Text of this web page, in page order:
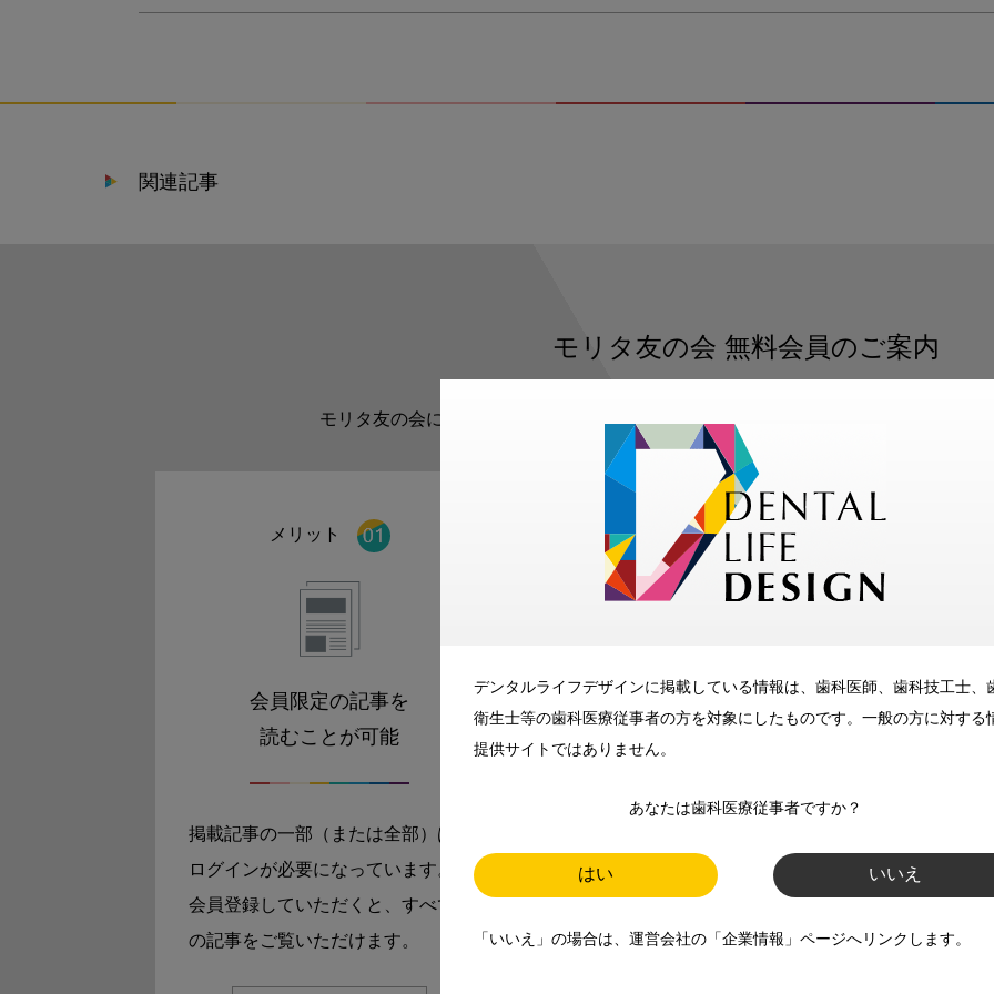
デンタルライフデザインに掲載している情報は、歯科医師、歯科技工士、
衛生士等の歯科医療従事者の方を対象にしたものです。一般の方に対する
提供サイトではありません。
あなたは歯科医療従事者ですか？
はい いいえ
「いいえ」の場合は、運営会社の「企業情報」ページへリンクします。
関連記事
モリタ友の会 無料会員のご案内
モリタ友の会に登録いただくと、デンタルライフデザインをもっと便利にご利用い
メリット
会員限定の記事を
読むことが可能
掲載記事の一部（または全部）は
ログインが必要になっています。
会員登録していただくと、すべて
の記事をご覧いただけます。
メリット
メールマガジンでお届け
師、歯科衛生士、歯科技工士）に
お届けします。